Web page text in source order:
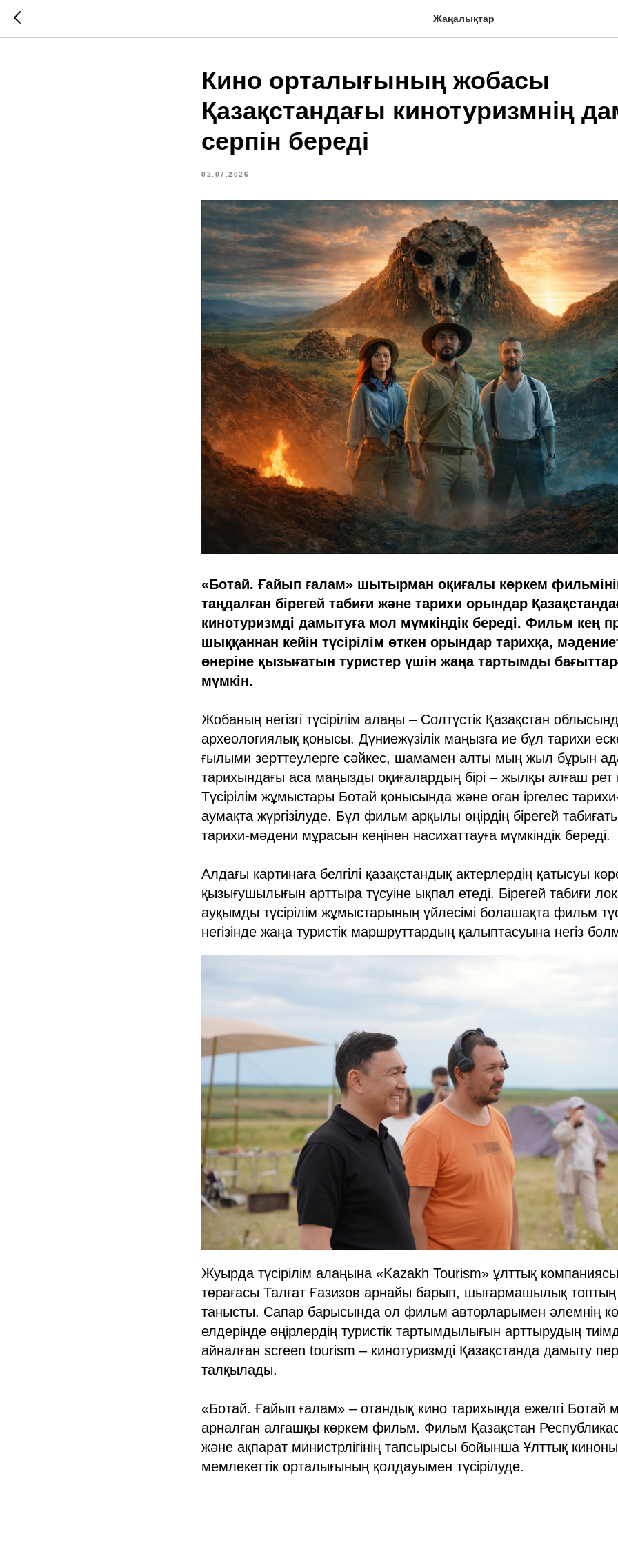
Жаңалықтар
Кино орталығының жобасы
Қазақстандағы кинотуризмнің
серпін береді
02.07.2026
«Ботай. Ғайып ғалам» шытырман оқиғалы көркем фильмінің
таңдалған бірегей табиғи және тарихи орындар
кинотуризмді дамытуға мол мүмкіндік береді. Фильм кең
шыққаннан кейін түсірілім өткен орындар тарихқа,
өнеріне қызығатын туристер үшін жаңа тартымды
мүмкін.
Жобаның негізгі түсірілім алаңы – Солтүстік Қазақстан
археологиялық қонысы. Дүниежүзілік маңызға ие бұл тарихи
ғылыми зерттеулерге сәйкес, шамамен алты мың жыл бұрын
тарихындағы аса маңызды оқиғалардың бірі – жылқы алғаш рет
Түсірілім жұмыстары Ботай қонысында және оған іргелес
аумақта жүргізілуде. Бұл фильм арқылы өңірдің бірегей
тарихи-мәдени мұрасын кеңінен насихаттауға мүмкіндік береді.
Алдағы картинаға белгілі қазақстандық актерлердің қатысуы
қызығушылығын арттыра түсуіне ықпал етеді. Бірегей табиғи
ауқымды түсірілім жұмыстарының үйлесімі болашақта фильм
негізінде жаңа туристік маршруттардың қалыптасуына негіз
Жуырда түсірілім алаңына «Kazakh Tourism» ұлттық
төрағасы Талғат Ғазизов арнайы барып, шығармашылық
танысты. Сапар барысында ол фильм авторларымен әлемнің
елдерінде өңірлердің туристік тартымдылығын арттырудың
айналған screen tourism – кинотуризмді Қазақстанда дамыту
талқылады.
«Ботай. Ғайып ғалам» – отандық кино тарихында ежелгі Ботай
арналған алғашқы көркем фильм. Фильм Қазақстан
және ақпарат министрлігінің тапсырысы бойынша Ұлттық
мемлекеттік орталығының қолдауымен түсірілуде.